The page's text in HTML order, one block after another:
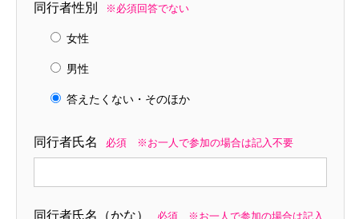
同行者性別 ※必須回答でない
女性
男性
答えたくない・そのほか
同行者氏名 必須 ※お一人で参加の場合は記入不要
同行者氏名（かな） 必須 ※お一人で参加の場合は記入